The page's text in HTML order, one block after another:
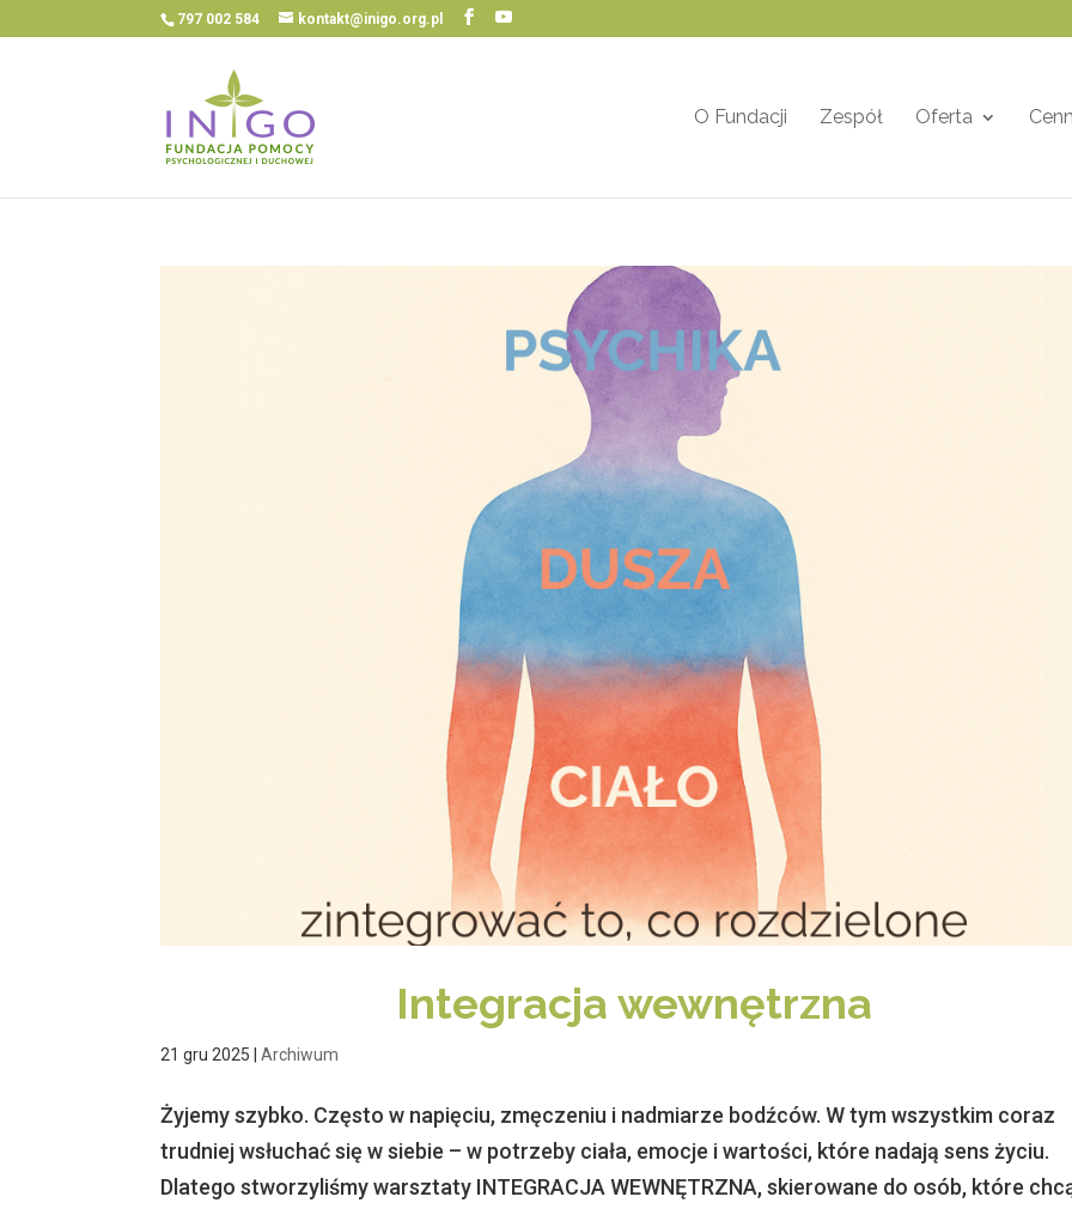
797 002 584 kontakt@inigo.org.pl
O Fundacji Zespół Oferta
Integracja wewnętrzna
21 gru 2025 |Archiwum
Żyjemy szybko. Często w napięciu, zmęczeniu i nadmiarze bodźców. W tym wszystkim coraz
trudniej wsłuchać się w siebie – w potrzeby ciała, emocje i wartości, które nadają sens życiu.
Dlatego stworzyliśmy warsztaty INTEGRACJA WEWNĘTRZNA, skierowane do osób, które